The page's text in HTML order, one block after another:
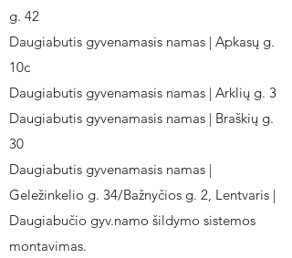
g. 42
Daugiabutis gyvenamasis namas | Apkasų g.
10c
Daugiabutis gyvenamasis namas | Arklių g. 3
Daugiabutis gyvenamasis namas | Braškių g.
30
Daugiabutis gyvenamasis namas |
Geležinkelio g. 34/Bažnyčios g. 2, Lentvaris |
Daugiabučio gyv.namo šildymo sistemos
montavimas.